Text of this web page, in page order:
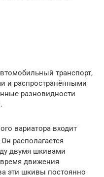
транспорт,
и распространёнными
разновидности
вариатора входит
располагается
двумя шкивами
движения
эти шкивы постоянно